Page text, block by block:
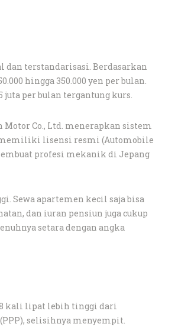
terstandarisasi. Berdasarkan
hingga 350.000 yen per bulan.
per bulan tergantung kurs.
Co., Ltd. menerapkan sistem
lisensi resmi (Automobile
profesi mekanik di Jepang
Sewa apartemen kecil saja bisa
dan iuran pensiun juga cukup
setara dengan angka
kali lipat lebih tinggi dari
selisihnya menyempit.